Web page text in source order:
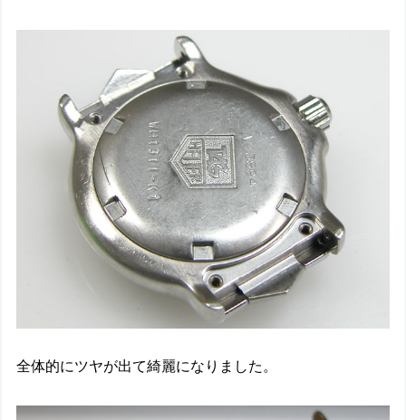
全体的にツヤが出て綺麗になりました。